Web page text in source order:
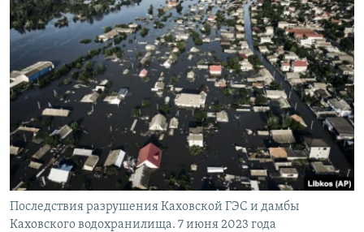
Последствия разрушения Каховской ГЭС и дамбы
Каховского водохранилища. 7 июня 2023 года